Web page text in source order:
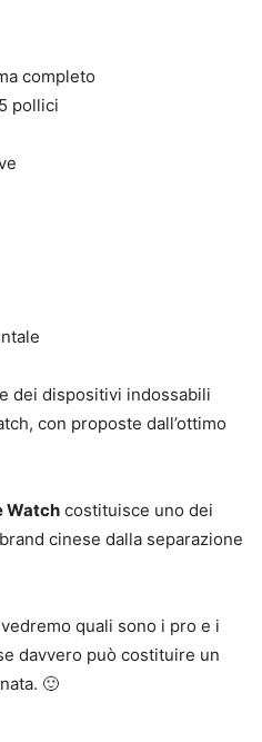
completo
pollici
dei dispositivi indossabili
con proposte dall’ottimo
Watch costituisce uno dei
cinese dalla separazione
quali sono i pro e i
davvero può costituire un
🙂